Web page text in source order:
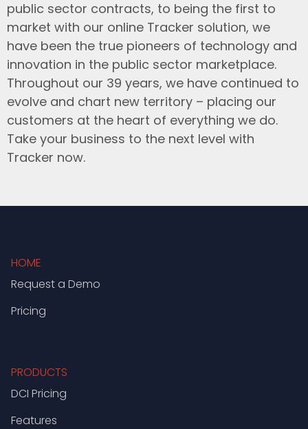
public sector contracts, to being the first to
market with our online Tracker solution, we
have been the true pioneers of technology and
innovation in the public sector marketplace.
Throughout our 39 years, we have continued to
evolve and chart new territory – placing our
customers at the heart of everything we do.
Take your business to the next level with
Tracker now.
HOME
Request a Demo
Pricing
PRODUCTS
DCI Pricing
Features